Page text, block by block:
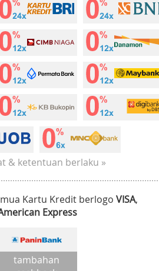
& ketentuan berlaku »
Kartu Kredit berlogo VISA,
Express
tambahan